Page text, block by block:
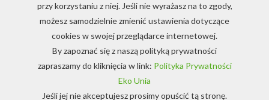
Kontakt
info-ekounia@eko.org.pl
przy korzystaniu z niej. Jeśli nie wyrażasz na to zgody,
możesz samodzielnie zmienić ustawienia dotyczące
cookies w swojej przeglądarce internetowej.
By zapoznać się z naszą polityką prywatności
zapraszamy do kliknięcia w link: Polityka Prywatności
Eko Unia
Jeśli jej nie akceptujesz prosimy opuścić tą stronę.